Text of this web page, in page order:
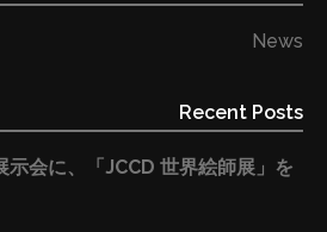
News
Recent Posts
示会に、「JCCD 世界絵師展」を